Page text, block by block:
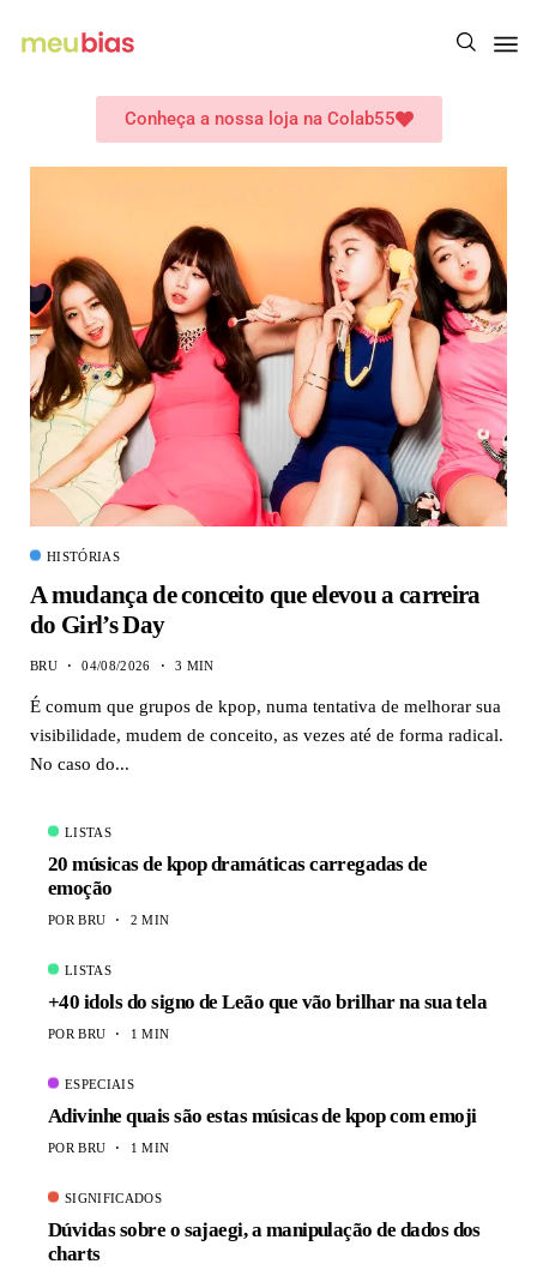
Conheça a nossa loja na Colab55
HISTÓRIAS
A mudança de conceito que elevou a carreira
do Girl’s Day
BRU 04/08/2026 3 MIN
É comum que grupos de kpop, numa tentativa de melhorar sua
visibilidade, mudem de conceito, as vezes até de forma radical.
No caso do...
LISTAS
20 músicas de kpop dramáticas carregadas de
emoção
PORBRU 2 MIN
LISTAS
+40 idols do signo de Leão que vão brilhar na sua tela
PORBRU 1 MIN
ESPECIAIS
Adivinhe quais são estas músicas de kpop com emoji
PORBRU 1 MIN
SIGNIFICADOS
Dúvidas sobre o sajaegi, a manipulação de dados dos
charts